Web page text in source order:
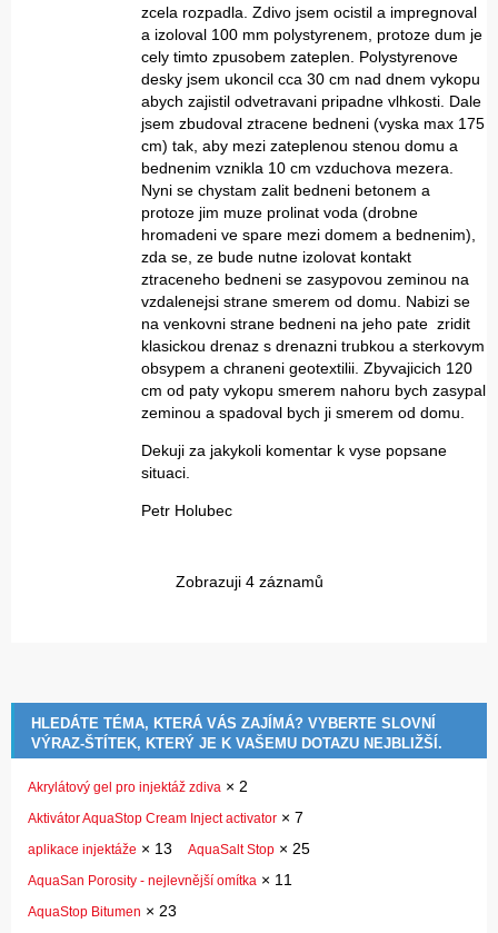
zcela rozpadla. Zdivo jsem ocistil a impregnoval
a izoloval 100 mm polystyrenem, protoze dum je
cely timto zpusobem zateplen. Polystyrenove
desky jsem ukoncil cca 30 cm nad dnem vykopu
abych zajistil odvetravani pripadne vlhkosti. Dale
jsem zbudoval ztracene bedneni (vyska max 175
cm) tak, aby mezi zateplenou stenou domu a
bednenim vznikla 10 cm vzduchova mezera.
Nyni se chystam zalit bedneni betonem a
protoze jim muze prolinat voda (drobne
hromadeni ve spare mezi domem a bednenim),
zda se, ze bude nutne izolovat kontakt
ztraceneho bedneni se zasypovou zeminou na
vzdalenejsi strane smerem od domu. Nabizi se
na venkovni strane bedneni na jeho pate zridit
klasickou drenaz s drenazni trubkou a sterkovym
obsypem a chraneni geotextilii. Zbyvajicich 120
cm od paty vykopu smerem nahoru bych zasypal
zeminou a spadoval bych ji smerem od domu.
Dekuji za jakykoli komentar k vyse popsane
situaci.
Petr Holubec
Zobrazuji 4 záznamů
HLEDÁTE TÉMA, KTERÁ VÁS ZAJÍMÁ? VYBERTE SLOVNÍ
VÝRAZ-ŠTÍTEK, KTERÝ JE K VAŠEMU DOTAZU NEJBLIŽŠÍ.
Akrylátový gel pro injektáž zdiva × 2
Aktivátor AquaStop Cream Inject activator × 7
aplikace injektáže × 13 AquaSalt Stop × 25
AquaSan Porosity - nejlevnější omítka × 11
AquaStop Bitumen × 23